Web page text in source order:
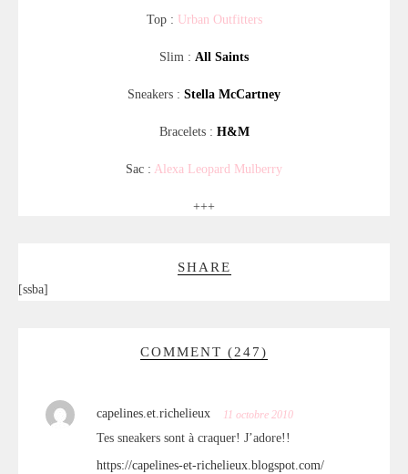
Top : Urban Outfitters
Slim : All Saints
Sneakers : Stella McCartney
Bracelets : H&M
Sac : Alexa Leopard Mulberry
+++
SHARE
[ssba]
COMMENT (247)
capelines.et.richelieux 11 octobre 2010
Tes sneakers sont à craquer! J’adore!!
https://capelines-et-richelieux.blogspot.com/